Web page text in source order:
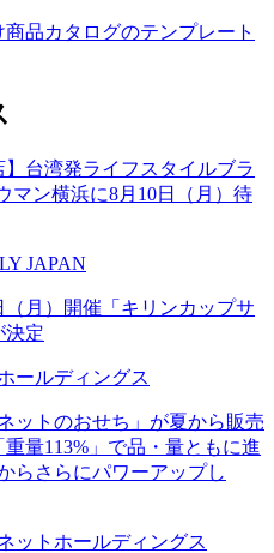
品カタログのテンプレート
】台湾発ライフスタイルブラ
マン横浜に8月10日（月）待
JAPAN
（月）開催「キリンカップサ
決定
ールディングス
ットのおせち」が夏から販売
量113%」で品・量ともに進
らさらにパワーアップし
ットホールディングス